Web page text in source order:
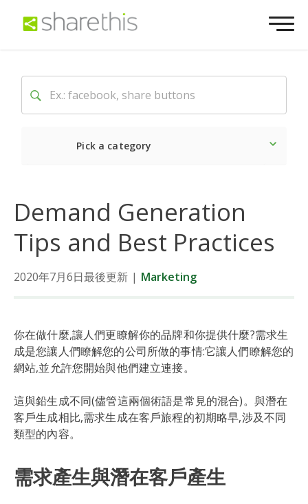
Pick a category
Demand Generation
Tips and Best Practices
2020年7月6日最後更新 | Marketing
你在做什麼,讓人們更瞭解你的品牌和你提供什麼?需求生
成是您讓人們瞭解您的公司所做的事情:它讓人們瞭解您的
網站,並允許您開始與他們建立連接。
這與鉛生成不同(儘管這兩個術語是常見的混合)。與潛在
客戶生成相比,需求生成在客戶旅程的初期略早,涉及不同
類型的內容。
需求產生與潛在客戶產生